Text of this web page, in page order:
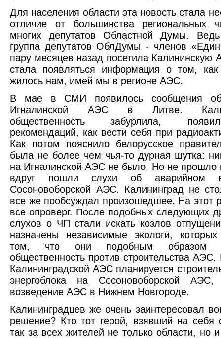
Для населения области эта новость стала
отличие от большинства региональных
многих депутатов Областной Думы.
группа депутатов ОблДумы - членов
пару месяцев назад посетила
стала появляться информация о том,
жилось нам, имей мы в регионе АЭС.
В мае в СМИ появилось сообщения
Игналинской АЭС в Литве.
общественность забурлила,
рекомендаций, как вести себя при
Как потом пояснило белорусское
была не более чем чья-то дурная шутка:
на Игналинской АЭС не было. Но не прошло
вдруг пошли слухи об аварийном
Сосоновоборской АЭС. Калининград не
все же пообсуждал произошедшее. На этот
все опроверг. После подобных следующих
слухов о ЧП стали искать козлов
назначены независимые экологи,
том, что они подобным образом
общественность против строительства
Калининградской АЭС планируется
энергоблока на Сосоновоборской
возведение АЭС в Нижнем Новгороде.
Калининградцев же очень заинтересовал
решение? Кто тот герой, взявший на себя
так за всех жителей не только области, но